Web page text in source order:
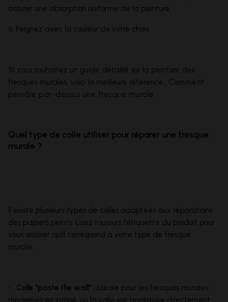
assurer une absorption uniforme de la peinture.
6. Peignez avec la couleur de votre choix.
Si vous souhaitez un guide détaillé sur la peinture des
fresques murales, voici la meilleure référence : Comment
peindre par-dessus une fresque murale
Quel type de colle utiliser pour réparer une fresque
murale ?
Il existe plusieurs types de colles adaptées aux réparations
des papiers peints. Lisez toujours l'étiquette du produit pour
vous assurer qu'il correspond à votre type de fresque
murale.
• Colle "paste the wall" : Idéale pour les fresques murales
modernes en intissé, où la colle est appliquée directement